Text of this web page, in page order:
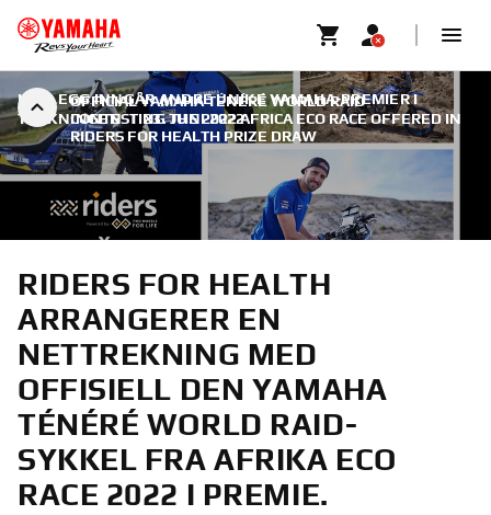
OFFICIAL YAMAHA TÉNÉRÉ WORLD RAID
CONTESTING THE 2022 AFRICA ECO RACE OFFERED IN
RIDERS FOR HEALTH PRIZE DRAW
I TILLEGG INNGÅR ANDRE UNIKE YAMAHA-PREMIER I
TREKNINGEN | 23. JUNI 2022
RIDERS FOR HEALTH
ARRANGERER EN
NETTREKNING MED
OFFISIELL DEN YAMAHA
TÉNÉRÉ WORLD RAID-
SYKKEL FRA AFRIKA ECO
RACE 2022 I PREMIE.